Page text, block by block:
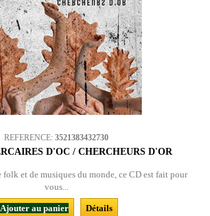
REFERENCE: 3521383432730
D'OC / CHERCHEURS D'OR
folk et de musiques du monde, ce CD est fait pour
vous...
Ajouter au panier Détails